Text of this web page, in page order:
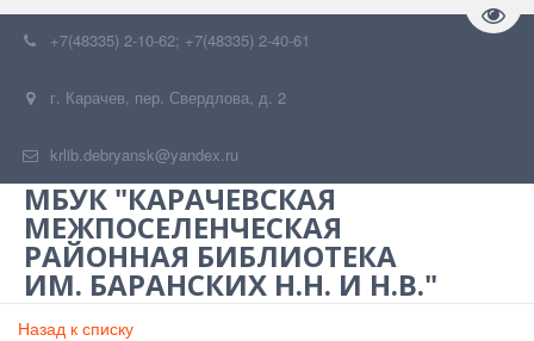
+7(48335) 2-10-62; +7(48335) 2-40-61
г. Карачев, пер. Свердлова, д. 2
krlib.debryansk@yandex.ru
МБУК "КАРАЧЕВСКАЯ
МЕЖПОСЕЛЕНЧЕСКАЯ
РАЙОННАЯ БИБЛИОТЕКА
ИМ. БАРАНСКИХ Н.Н. И Н.В."
Назад к списку